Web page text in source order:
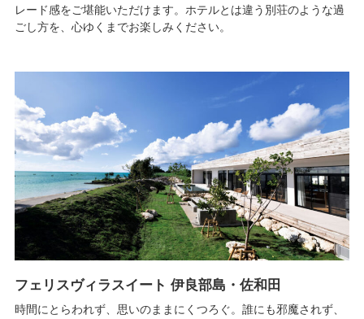
レード感をご堪能いただけます。ホテルとは違う別荘のような過
ごし方を、心ゆくまでお楽しみください。
フェリスヴィラスイート 伊良部島・佐和田
時間にとらわれず、思いのままにくつろぐ。誰にも邪魔されず、